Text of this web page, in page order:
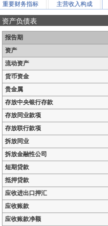
重要财务指标 主营收入构成
资产负债表
报告期
资产
流动资产
货币资金
贵金属
存放中央银行存款
存放同业款项
存放联行款项
拆放同业
拆放金融性公司
短期贷款
抵押贷款
应收进出口押汇
应收账款
应收账款净额